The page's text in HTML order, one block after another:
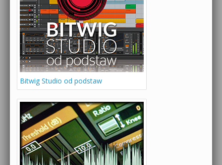
Bitwig Studio od podstaw